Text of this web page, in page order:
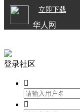
立即下载
华人网
登录社区

